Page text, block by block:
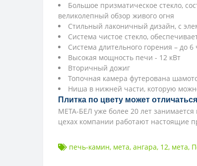
Большое призматическое стекло,
великолепный обзор живого огня
Стильный лаконичный дизайн, с
Система чистое стекло,
Система длительного горения – до
Высокая мощность печи - 12 кВт
Вторичный дожиг
Топочная камера футерована
Ниша в нижней части, которую
Плитка по цвету может
МЕТА-БЕЛ уже более 20 лет
цехах компании работают настоящие
печь-камин, мета, ангара, 12, мета,